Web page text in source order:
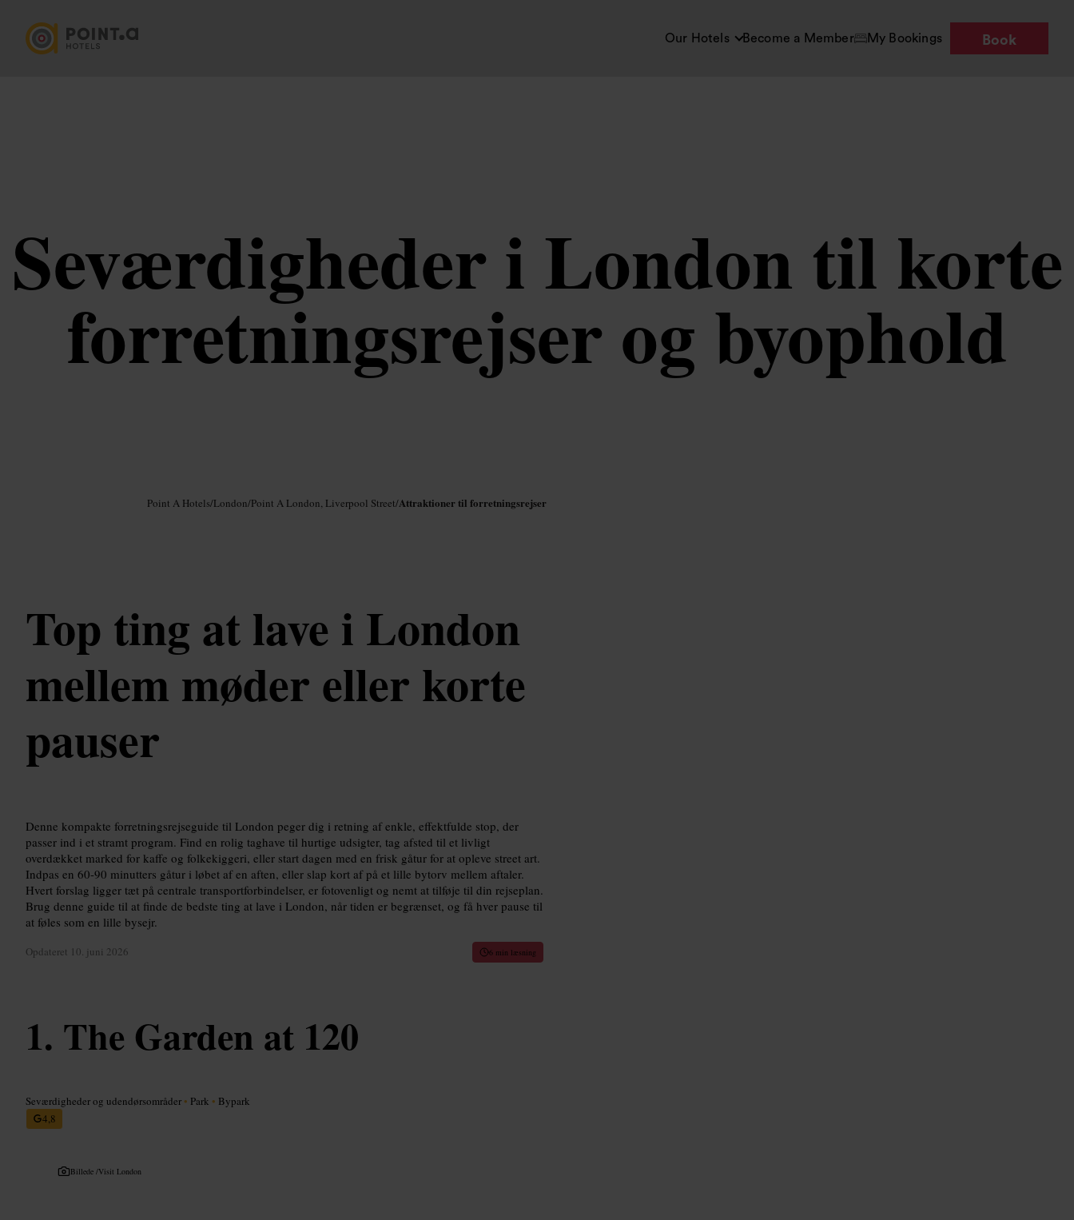
Our Hotels Become a Member My Bookings Book
Seværdigheder i London til korte
forretningsrejser og byophold
Point A Hotels/London/Point A London, Liverpool Street/Attraktioner til forretningsrejser
Top ting at lave i London
mellem møder eller korte
pauser
Denne kompakte forretningsrejseguide til London peger dig i retning af enkle, effektfulde stop, der
passer ind i et stramt program. Find en rolig taghave til hurtige udsigter, tag afsted til et livligt
overdækket marked for kaffe og folkekiggeri, eller start dagen med en frisk gåtur for at opleve street art.
Indpas en 60-90 minutters gåtur i løbet af en aften, eller slap kort af på et lille bytorv mellem aftaler.
Hvert forslag ligger tæt på centrale transportforbindelser, er fotovenligt og nemt at tilføje til din rejseplan.
Brug denne guide til at finde de bedste ting at lave i London, når tiden er begrænset, og få hver pause til
at føles som en lille bysejr.
Opdateret 10. juni 2026 6 min læsning
The Garden at 120
Seværdigheder og udendørsområder • Park • Bypark
4,8
Billede /Visit London